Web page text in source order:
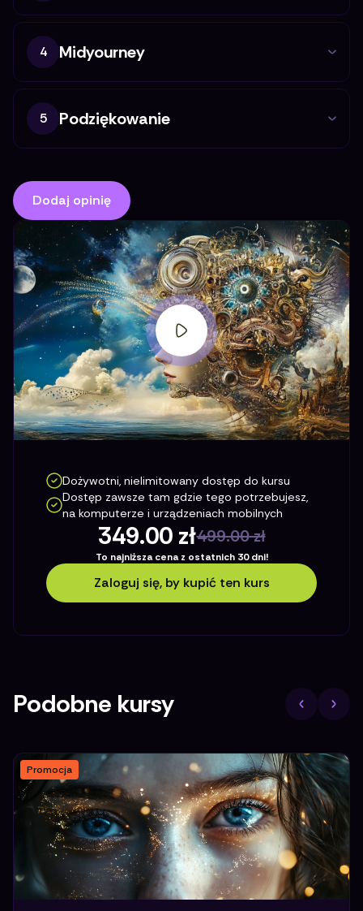
4 Midyourney
5 Podziękowanie
Dodaj opinię
Dożywotni, nielimitowany dostęp do kursu
Dostęp zawsze tam gdzie tego potrzebujesz,
na komputerze i urządzeniach mobilnych
349.00zł499.00zł
To najniższa cena z ostatnich 30 dni!
Zaloguj się, by kupić ten kurs
Podobne kursy
Promocja